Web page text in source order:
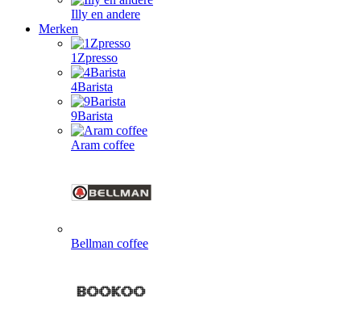
Illy en andere
Merken
1Zpresso
4Barista
9Barista
Aram coffee
Bellman coffee